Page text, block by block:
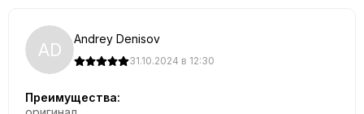
AD Andrey Denisov
31.10.2024 в 12:30
Преимущества: